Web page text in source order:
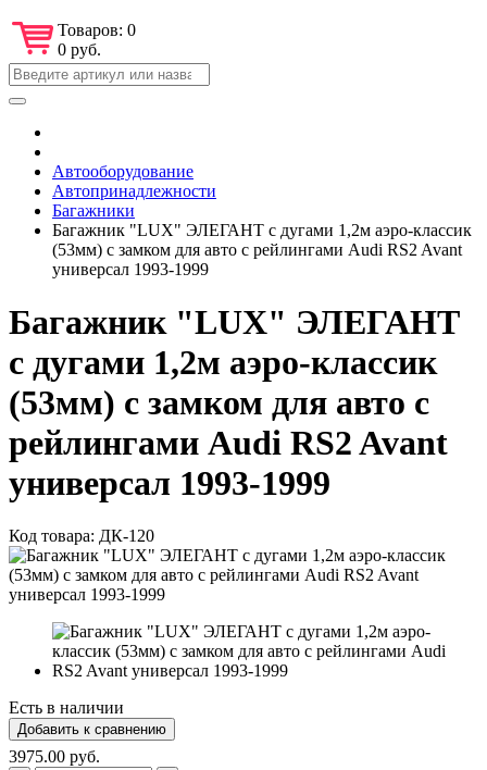
Товаров: 0
0 руб.
Автооборудование
Автопринадлежности
Багажники
Багажник "LUX" ЭЛЕГАНТ с дугами 1,2м аэро-классик
(53мм) с замком для авто с рейлингами Audi RS2 Avant
универсал 1993-1999
Багажник "LUX" ЭЛЕГАНТ
с дугами 1,2м аэро-классик
(53мм) с замком для авто с
рейлингами Audi RS2 Avant
универсал 1993-1999
Код товара: ДК-120
Есть в наличии
3975.00 руб.